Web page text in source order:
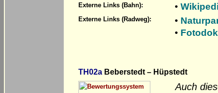
Externe Links (Bahn): •
Externe Links (Radweg): •
•
TH02a Beberstedt – Hüpstedt
Auch